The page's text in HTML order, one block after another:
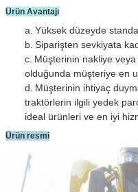
Ürün Avantajı
a. Yüksek düzeyde
b. Siparişten sevkiyata
c. Müşterinin nakliye veya
olduğunda müşteriye en
d. Müşterinin ihtiyaç
traktörlerin ilgili yedek
ideal ürünleri ve en iyi
Ürün resmi